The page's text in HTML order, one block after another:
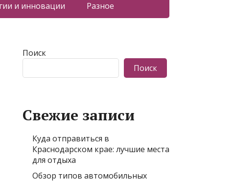
и инновации Разное
Поиск
Поиск
Свежие записи
Куда отправиться в
Краснодарском крае: лучшие места
для отдыха
Обзор типов автомобильных